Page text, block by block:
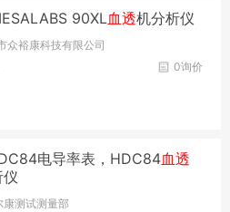
90XL血透机分析仪
众裕康科技有限公司
0询价
电导率表，HDC84血透
康测试测量部